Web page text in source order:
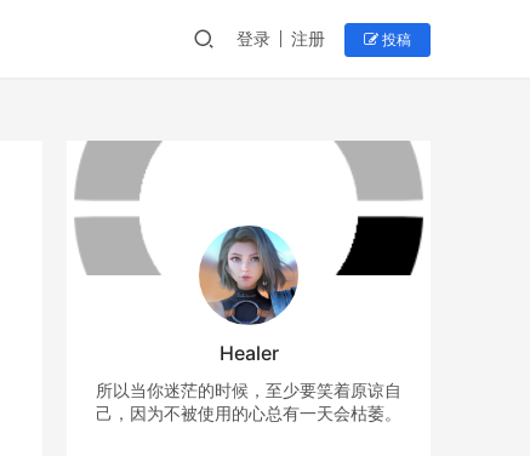
登录 注册 投稿
Healer
所以当你迷茫的时候，至少要笑着原谅自
己，因为不被使用的心总有一天会枯萎。